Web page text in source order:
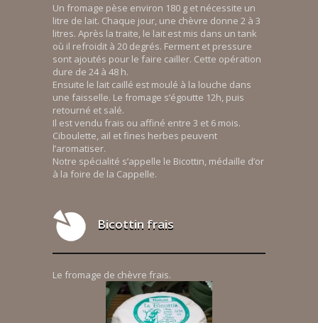
Un fromage pèse environ 180 g et nécessite un
litre de lait. Chaque jour, une chèvre donne 2 à 3
litres. Après la traite, le lait est mis dans un tank
où il refroidit à 20 degrés. Ferment et pressure
sont ajoutés pour le faire cailler. Cette opération
dure de 24 à 48 h.
Ensuite le lait caillé est moulé à la louche dans
une faisselle. Le fromage s’égoutte 12h, puis
retourné et salé.
Il est vendu frais ou affiné entre 3 et 6 mois.
Ciboulette, ail et fines herbes peuvent
l’aromatiser.
Notre spécialité s’appelle le Bicottin, médaille d’or
à la foire de la Cappelle.
Bicottin frais
Le fromage de chèvre frais.